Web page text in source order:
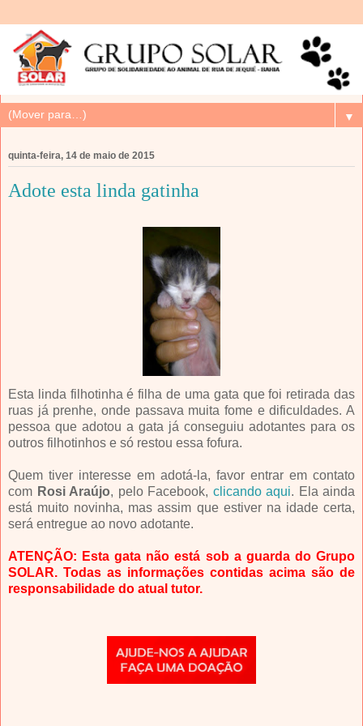
▼
quinta-feira, 14 de maio de 2015
Adote esta linda gatinha
Esta linda filhotinha é filha de uma gata que foi retirada das
ruas já prenhe, onde passava muita fome e dificuldades. A
pessoa que adotou a gata já conseguiu adotantes para os
outros filhotinhos e só restou essa fofura.
Quem tiver interesse em adotá-la, favor entrar em contato
com Rosi Araújo, pelo Facebook, clicando aqui. Ela ainda
está muito novinha, mas assim que estiver na idade certa,
será entregue ao novo adotante.
ATENÇÃO: Esta gata não está sob a guarda do Grupo
SOLAR. Todas as informações contidas acima são de
responsabilidade do atual tutor.